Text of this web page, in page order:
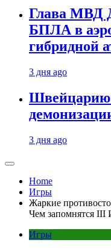
Глава МВД
БПЛА в
гибридной
3 дня ago
Швейцарию
3 дня ago
Home
Игры
Жаркие
Чем запомнятся
Игры